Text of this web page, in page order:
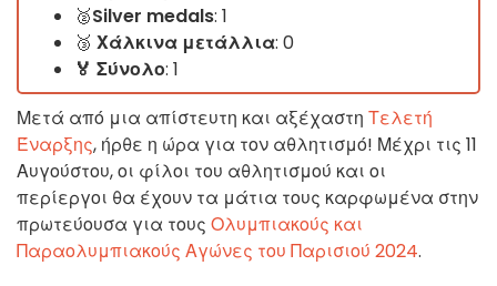
🥈Silver medals: 1
🥉 Χάλκινα μετάλλια: 0
🏅 Σύνολο: 1
Μετά από μια απίστευτη και αξέχαστη Τελετή
Έναρξης, ήρθε η ώρα για τον αθλητισμό! Μέχρι τις 11
Αυγούστου, οι φίλοι του αθλητισμού και οι
περίεργοι θα έχουν τα μάτια τους καρφωμένα στην
πρωτεύουσα για τους Ολυμπιακούς και
Παραολυμπιακούς Αγώνες του Παρισιού 2024.